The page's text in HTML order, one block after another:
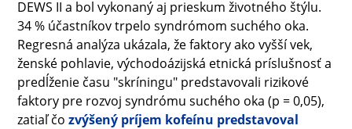
DEWS II a bol vykonaný aj prieskum životného štýlu.
34 % účastníkov trpelo syndrómom suchého oka.
Regresná analýza ukázala, že faktory ako vyšší vek,
ženské pohlavie, východoázijská etnická príslušnosť a
predĺženie času "skríningu" predstavovali rizikové
faktory pre rozvoj syndrómu suchého oka (p = 0,05),
zatiaľ čozvýšený príjem kofeínu predstavoval